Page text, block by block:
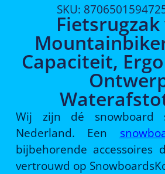
SKU:
Capaciteit,
Wij zijn dé snowboard
Nederland. Een
bijbehorende accessoires
vertrouwd op